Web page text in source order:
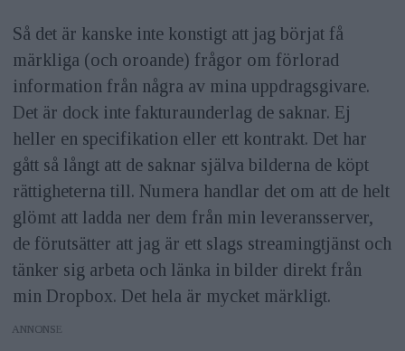
Så det är kanske inte konstigt att jag börjat få
märkliga (och oroande) frågor om förlorad
information från några av mina uppdragsgivare.
Det är dock inte fakturaunderlag de saknar. Ej
heller en specifikation eller ett kontrakt. Det har
gått så långt att de saknar själva bilderna de köpt
rättigheterna till. Numera handlar det om att de helt
glömt att ladda ner dem från min leveransserver,
de förutsätter att jag är ett slags streamingtjänst och
tänker sig arbeta och länka in bilder direkt från
min Dropbox. Det hela är mycket märkligt.
ANNONS